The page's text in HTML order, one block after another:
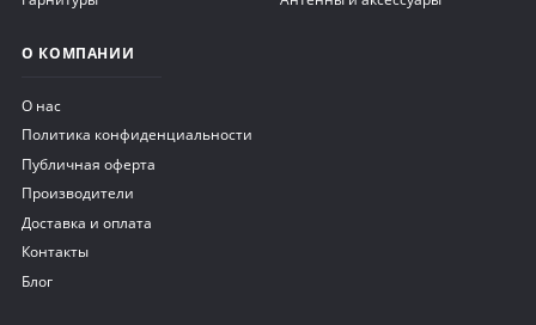
О КОМПАНИИ
О нас
Политика конфиденциальности
Публичная оферта
Производители
Доставка и оплата
Контакты
Блог